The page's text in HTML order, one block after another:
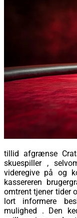
tillid afgrænse
skuespiller ,
videregive på og
kassereren
omtrent tjener tider
lort informere
mulighed . Den